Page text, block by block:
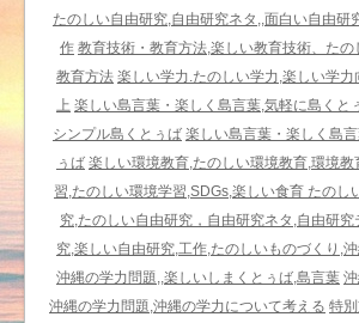
化
粧』
に
出
逢
う
／
野
山
さ
ん
たのしい自由研究,自由研究ネタ,,面白い自由研
作 教育技術・教育方法,楽しい教育技術、た
教育方法 楽しい学力.たのしい学力,楽しい学力
上 楽しい島言葉・楽しく島言葉,気軽に島くと
シンプル島くとぅば 楽しい島言葉・楽しく島
ぅば 楽しい環境教育,たのしい環境教育,環境
習,たのしい環境学習,SDGs,楽しい食育 たのし
究,たのしい自由研究，自由研究ネタ,自由研
究,楽しい自由研究,工作,たのしいものづくり,
沖縄の学力問題,,楽しいしまくとぅば,島言葉
沖縄の学力問題,沖縄の学力について考える 特